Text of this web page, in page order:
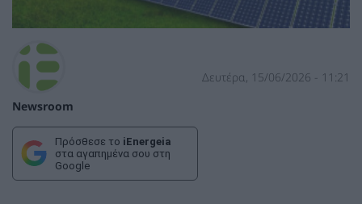
Newsroom
Δευτέρα, 15/06/2026 - 11:21
Πρόσθεσε το iEnergeia
στα αγαπημένα σου στη
Google